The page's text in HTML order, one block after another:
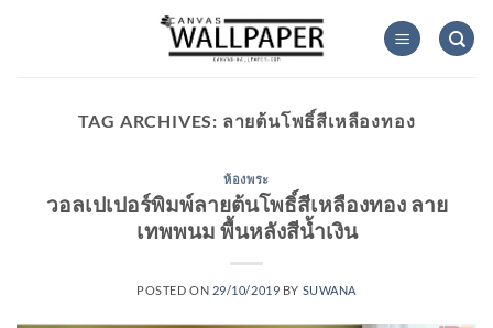
TAG ARCHIVES: ลายต้นโพธิ์สีเหลืองทอง
ห้องพระ
วอลเปเปอร์พิมพ์ลายต้นโพธิ์สีเหลืองทอง ลาย
เทพพนม พื้นหลังสีน้ำเงิน
POSTED ON 29/10/2019 BY SUWANA